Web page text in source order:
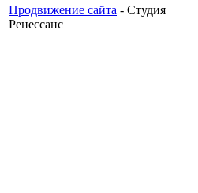
Продвижение сайта - Студия
Ренессанс